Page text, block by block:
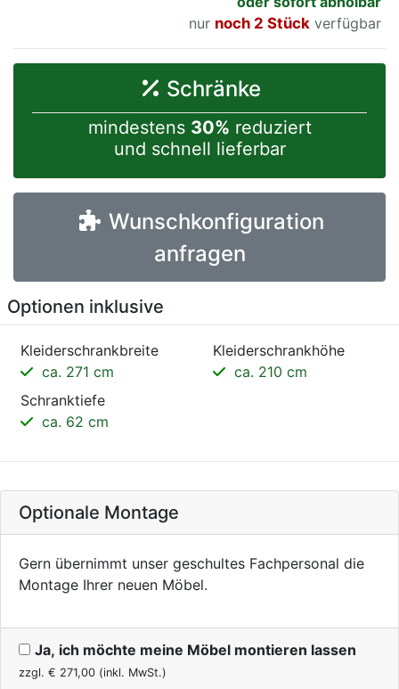
nur
noch 2 Stück verfügbar
Schränke
mindestens 30% reduziert
und schnell lieferbar
Wunschkonfiguration
anfragen
Optionen inklusive
Kleiderschrankbreite
ca. 271 cm
Kleiderschrankhöhe
ca. 210 cm
Schranktiefe
ca. 62 cm
Optionale Montage
Gern übernimmt unser geschultes Fachpersonal die
Montage Ihrer neuen Möbel.
Ja, ich möchte meine Möbel montieren lassen
zzgl. € 271,00 (inkl. MwSt.)